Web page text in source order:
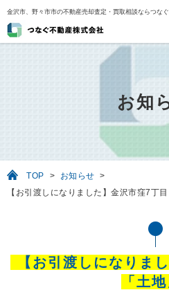
金沢市、野々市市の不動産売却査定・買取相談ならつな
BUY
買いたい
お知
TOP > お知らせ >
【お引渡しになりました】金沢市窪7丁目
【お引渡しになりま
「土地